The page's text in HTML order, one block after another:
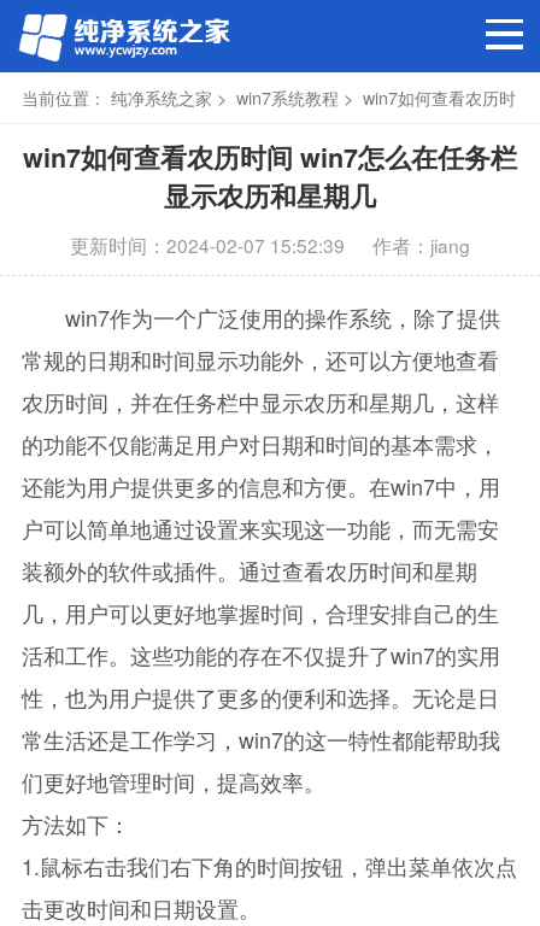
当前位置： 纯净系统之家 > win7系统教程 > win7如何查看农历时
间
win7如何查看农历时间 win7怎么在任务栏
显示农历和星期几
更新时间：2024-02-07 15:52:39 作者：jiang
win7作为一个广泛使用的操作系统，除了提供
常规的日期和时间显示功能外，还可以方便地查看
农历时间，并在任务栏中显示农历和星期几，这样
的功能不仅能满足用户对日期和时间的基本需求，
还能为用户提供更多的信息和方便。在win7中，用
户可以简单地通过设置来实现这一功能，而无需安
装额外的软件或插件。通过查看农历时间和星期
几，用户可以更好地掌握时间，合理安排自己的生
活和工作。这些功能的存在不仅提升了win7的实用
性，也为用户提供了更多的便利和选择。无论是日
常生活还是工作学习，win7的这一特性都能帮助我
们更好地管理时间，提高效率。
方法如下：
1.鼠标右击我们右下角的时间按钮，弹出菜单依次点
击更改时间和日期设置。